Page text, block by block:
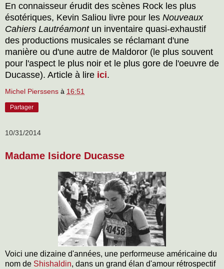
En connaisseur érudit des scènes Rock les plus
ésotériques, Kevin Saliou livre pour les Nouveaux
Cahiers Lautréamontun inventaire quasi-exhaustif
des productions musicales se réclamant d'une
manière ou d'une autre de Maldoror (le plus souvent
pour l'aspect le plus noir et le plus gore de l'oeuvre de
Ducasse). Article à lire ici.
Michel Pierssens à 16:51
Partager
10/31/2014
Madame Isidore Ducasse
Voici une dizaine d'années, une performeuse américaine du
nom de Shishaldin, dans un grand élan d'amour rétrospectif